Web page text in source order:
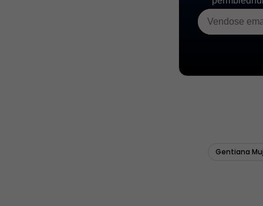
Gentiana